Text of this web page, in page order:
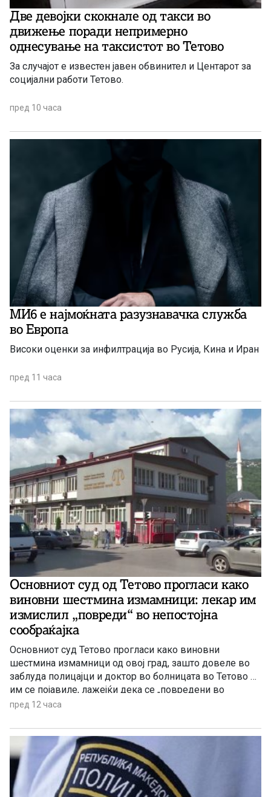
Две девојки скокнале од такси во
движење поради непримерно
однесување на таксистот во Тетово
За случајот е известен јавен обвинител и Центарот за
социјални работи Тетово.
пред 10 часа
МИ6 е најмоќната разузнавачка служба
во Европа
Високи оценки за инфилтрација во Русија, Кина и Иран
пред 11 часа
Основниот суд од Тетово прогласи како
виновни шестмина измамници: лекар им
измислил „повреди“ во непостојна
сообраќајка
Основниот суд Тетово прогласи како виновни
шестмина измамници од овој град, зашто довеле во
заблуда полицајци и доктор во болницата во Тетово –
им се појавиле, лажејќи дека се „повредени во
сообраќајка“, па дури добиле и медицински извештај
цел да ја приложат таквата лажна медицинска
документација пред осигурителни компании и да
земат отштета.
пред 12 часа